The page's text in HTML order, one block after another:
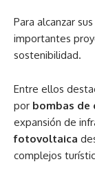
Para alcanzar
importantes
sostenibilidad.
Entre ellos
por bombas de
expansión de
fotovoltaica
complejos